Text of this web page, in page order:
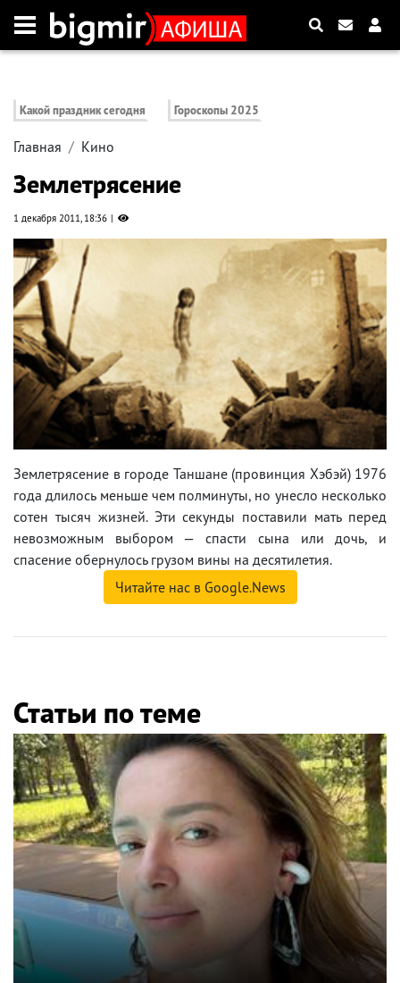
Какой праздник сегодня Гороскопы 2025
Главная Кино
Землетрясение
1 декабря 2011, 18:36
Землетрясение в городе Таншане (провинция Хэбэй) 1976
года длилось меньше чем полминуты, но унесло несколько
сотен тысяч жизней. Эти секунды поставили мать перед
невозможным выбором — спасти сына или дочь, и
спасение обернулось грузом вины на десятилетия.
Читайте нас в Google.News
Статьи по теме